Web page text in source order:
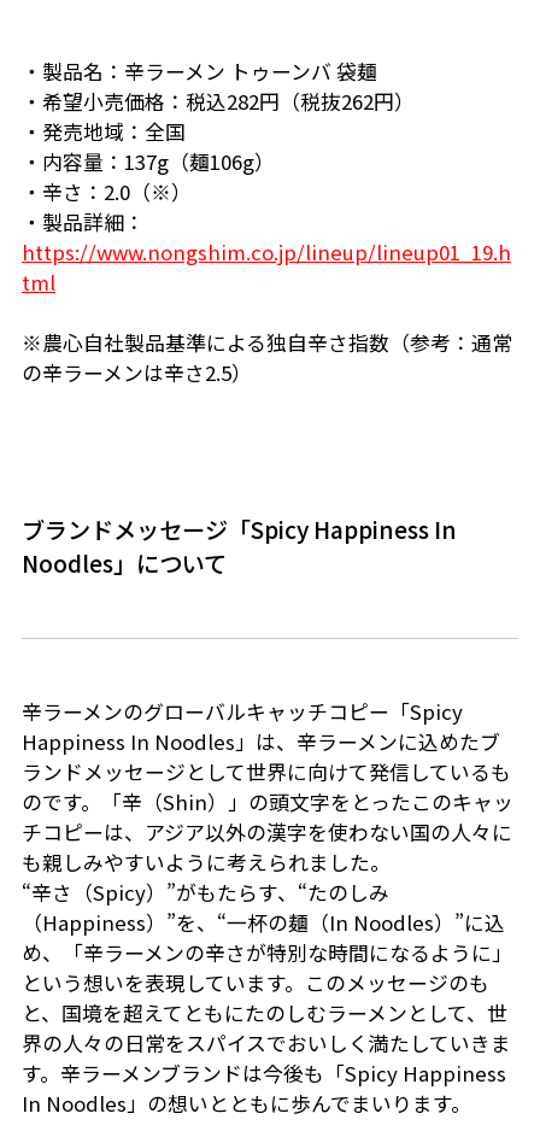
・製品名：辛ラーメン トゥーンバ 袋麺
・希望小売価格：税込282円（税抜262円）
・発売地域：全国
・内容量：137g（麺106g）
・辛さ：2.0（※）
・製品詳細：
https://www.nongshim.co.jp/lineup/lineup01_19.h
tml
※農心自社製品基準による独自辛さ指数（参考：通常
の辛ラーメンは辛さ2.5）
ブランドメッセージ「Spicy Happiness In
Noodles」について
辛ラーメンのグローバルキャッチコピー「Spicy
Happiness In Noodles」は、辛ラーメンに込めたブ
ランドメッセージとして世界に向けて発信しているも
のです。「辛（Shin）」の頭文字をとったこのキャッ
チコピーは、アジア以外の漢字を使わない国の人々に
も親しみやすいように考えられました。
“辛さ（Spicy）”がもたらす、“たのしみ
（Happiness）”を、“一杯の麺（In Noodles）”に込
め、「辛ラーメンの辛さが特別な時間になるように」
という想いを表現しています。このメッセージのも
と、国境を超えてともにたのしむラーメンとして、世
界の人々の日常をスパイスでおいしく満たしていきま
す。辛ラーメンブランドは今後も「Spicy Happiness
In Noodles」の想いとともに歩んでまいります。